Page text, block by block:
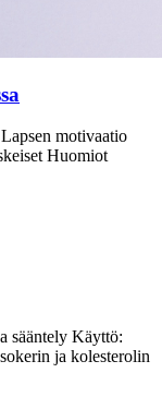
motivaatio
Huomiot
sääntely Käyttö:
ja kolesterolin